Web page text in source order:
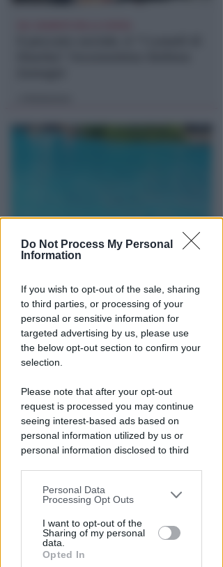
Do Not Process My Personal
Information
If you wish to opt-out of the sale, sharing
to third parties, or processing of your
personal or sensitive information for
targeted advertising by us, please use
the below opt-out section to confirm your
selection.
Please note that after your opt-out
request is processed you may continue
seeing interest-based ads based on
personal information utilized by us or
personal information disclosed to third
You may separately opt-out of the further
disclosure of your personal information
by third parties on the IAB’s list of
downstream participants.
Personal Data
Processing Opt Outs
I want to opt-out of the
Sharing of my personal
data.
Opted In
TRAGEDIA SFIORATA SUL TITANO
Bimbo di 4 anni in terapia
intensiva a Rimini
diRedazione
LUNEDÌ IN DIRETTA DALLE 20:50
Calcio.Basket speciale girone B
di Eccellenza e preparazione
Rimini, su Icaro TV